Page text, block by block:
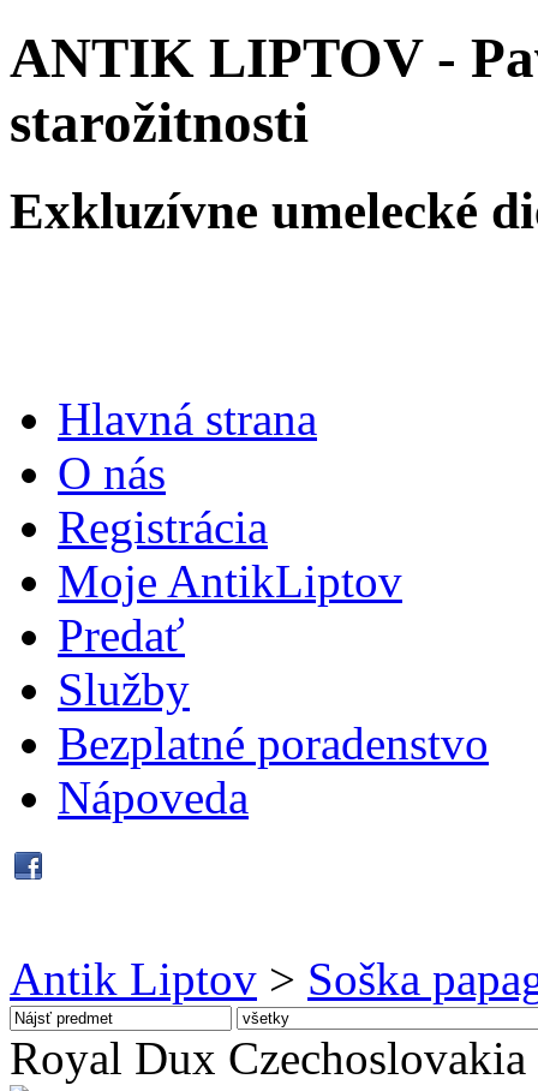
ANTIK LIPTOV -
starožitnosti
Exkluzívne umelecké
Hlavná strana
O nás
Registrácia
Moje AntikLiptov
Predať
Služby
Bezplatné poradenstvo
Nápoveda
Antik Liptov > Soška
Royal Dux Czechoslovakia